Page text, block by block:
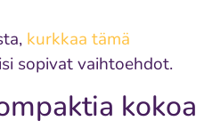
kurkkaa tämä
sopivat vaihtoehdot.
kokoa